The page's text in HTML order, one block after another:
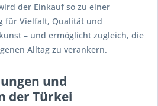
der Einkauf so zu einer
für Vielfalt, Qualität und
– und ermöglicht zugleich, die
Alltag zu verankern.
und
der Türkei